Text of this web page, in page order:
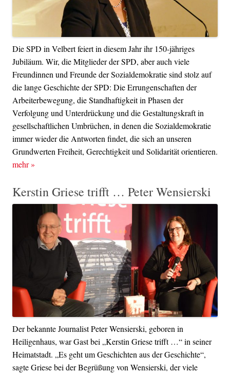
Die SPD in Velbert feiert in diesem Jahr ihr 150-jähriges
Jubiläum. Wir, die Mitglieder der SPD, aber auch viele
Freundinnen und Freunde der Sozialdemokratie sind stolz auf
die lange Geschichte der SPD: Die Errungenschaften der
Arbeiterbewegung, die Standhaftigkeit in Phasen der
Verfolgung und Unterdrückung und die Gestaltungskraft in
gesellschaftlichen Umbrüchen, in denen die Sozialdemokratie
immer wieder die Antworten findet, die sich an unseren
Grundwerten Freiheit, Gerechtigkeit und Solidarität orientieren.
mehr»
Kerstin Griese trifft … Peter Wensierski
Der bekannte Journalist Peter Wensierski, geboren in
Heiligenhaus, war Gast bei „Kerstin Griese trifft …“ in seiner
Heimatstadt. „Es geht um Geschichten aus der Geschichte“,
sagte Griese bei der Begrüßung von Wensierski, der viele